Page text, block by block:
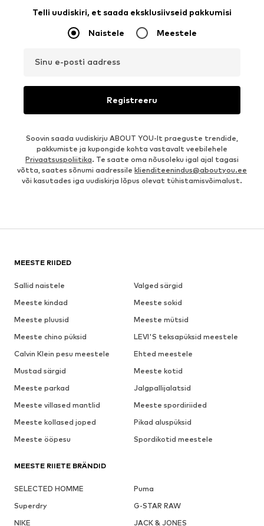
Telli uudiskiri, et saada eksklusiivseid pakkumisi
Naistele Meestele
Sinu e-posti aadress
Registreeru
Soovin saada uudiskirju ABOUT YOU-lt praeguste trendide,
pakkumiste ja kupongide kohta vastavalt veebilehele
Privaatsuspoliitika. Te saate oma nõusoleku igal ajal tagasi
võtta, saates sõnumi aadressile klienditeenindus@aboutyou.ee
või kasutades iga uudiskirja lõpus olevat tühistamisvõimalust.
MEESTE RIIDED
Sallid naistele
Valged särgid
Meeste kindad
Meeste sokid
Meeste pluusid
Meeste mütsid
Meeste chino püksid
LEVI'S teksapüksid meestele
Calvin Klein pesu meestele
Ehted meestele
Mustad särgid
Meeste kotid
Meeste parkad
Jalgpallijalatsid
Meeste villased mantlid
Meeste spordiriided
Meeste kollased joped
Pikad aluspüksid
Meeste ööpesu
Spordikotid meestele
MEESTE RIIETE BRÄNDID
SELECTED HOMME
Puma
Superdry
G-STAR RAW
NIKE
JACK & JONES